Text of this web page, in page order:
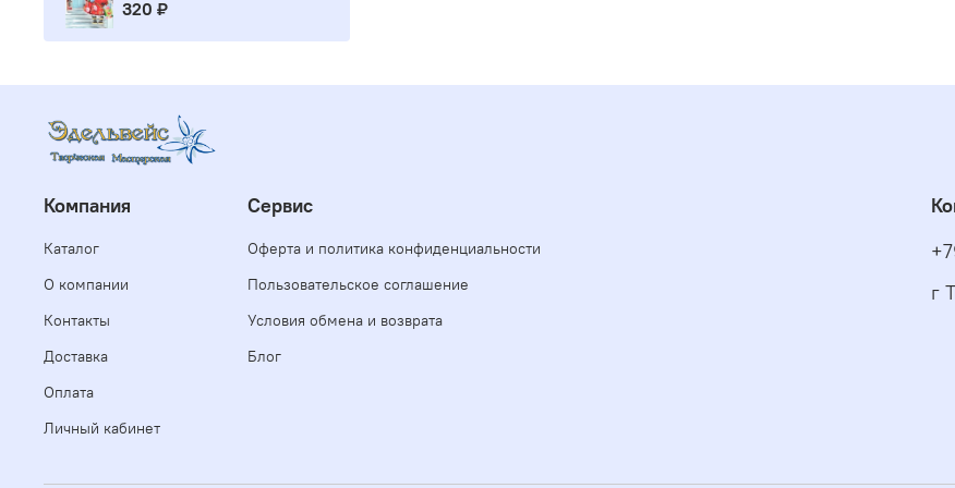
320 ₽
Компания
Каталог
О компании
Контакты
Доставка
Оплата
Личный кабинет
Сервис
Оферта и политика конфиденциальности
Пользовательское соглашение
Условия обмена и возврата
Блог
г